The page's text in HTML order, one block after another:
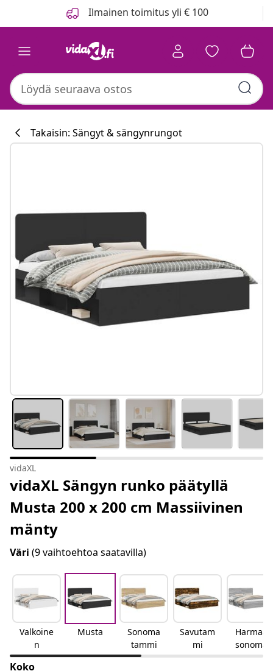
Ilmainen toimitus yli € 100
Takaisin: Sängyt & sängynrungot
vidaXL
vidaXL Sängyn runko päätyllä
Musta 200 x 200 cm Massiivinen
mänty
Väri (9 vaihtoehtoa saatavilla)
Valkoine
n
Musta
Sonoma
tammi
Savutam
mi
Harmaa
sonoma
Koko